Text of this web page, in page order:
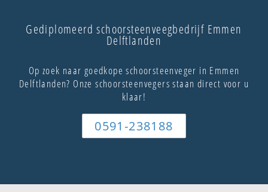
Gediplomeerd schoorsteenveegbedrijf Emmen
Delftlanden
Op zoek naar goedkope schoorsteenveger in Emmen
Delftlanden? Onze schoorsteenvegers staan direct voor u
klaar!
0591-238188